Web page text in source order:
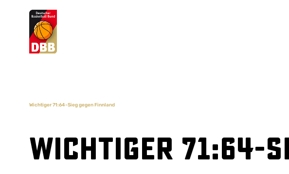
Suchvorschläge
Wichtiger 71:64-Sieg gegen Finnland
Wichtiger 71:64-